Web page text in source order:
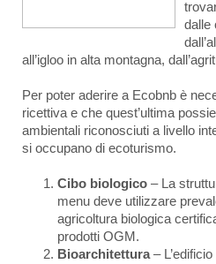
dalle
all’igloo in alta montagna,
Per poter aderire a Ecobnb è
ricettiva e che quest’ultima
ambientali riconosciuti a livello
si occupano di ecoturismo.
Cibo biologico – La
menu deve utilizzare
agricoltura biologica
prodotti OGM.
Bioarchitettura–